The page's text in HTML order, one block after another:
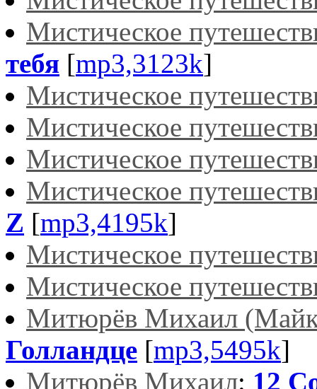
Мистическое
тебя [mp3,3123k]
Мистическое
Мистическое
Мистическое
Мистическое
Z [mp3,4195k]
Мистическое
Мистическое
Митюрёв Михаил
Голландце [mp3,5495k]
Митюрёв Михаил: 12